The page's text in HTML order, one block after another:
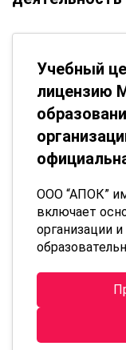
Учебный
лицензию
ООО “АПОК”
включает
организации